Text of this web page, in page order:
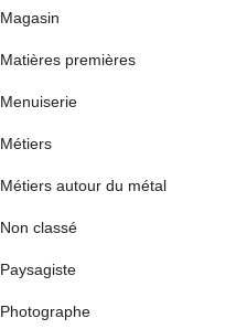
Magasin
Matières premières
Menuiserie
Métiers
Métiers autour du métal
Non classé
Paysagiste
Photographe